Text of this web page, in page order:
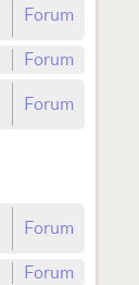
Forum
Forum
Forum
Forum
Forum